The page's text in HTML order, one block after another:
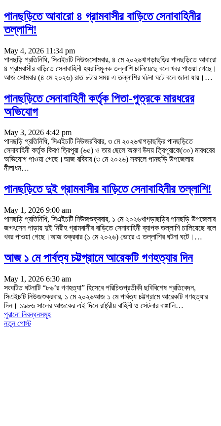
পানছড়িতে আবারো ৪ গ্রামবাসীর বাড়িতে সেনাবাহিনীর
তল্লাশি!
May 4, 2026 11:34 pm
পানছড়ি প্রতিনিধি, সিএইচটি নিউজসোমবার, ৪ মে ২০২৬খাগড়াছড়ির পানছড়িতে আবারো
৪ গ্রামবাসীর বাড়িতে সেনাবাহিনী হযরানিমূলক তল্লাশি চালিয়েছে বলে খবর পাওয়া গেছে।
আজ সোমবার (৪ মে ২০২৬) রাত ৮টার সময় এ তল্লাশির ঘটনা ঘটে বলে জানা যায়। …
পানছড়িতে সেনাবাহিনী কর্তৃক পিতা-পুত্রকে মারধরের
অভিযোগ
May 3, 2026 4:42 pm
পানছড়ি প্রতিনিধি, সিএইচটি নিউজরবিবার, ৩ মে ২০২৬খাগড়াছড়ির পানছড়িতে
সেনাবাহিনী কর্তৃক কিরণ ত্রিপুরা (৬৫) ও তার ছেলে অরুণ উদয় ত্রিপুরাকে(৩০) মারধরের
অভিযোগ পাওয়া গেছে।আজ রবিবার (৩ মে ২০২৬) সকালে পানছড়ি উপজেলার
নীলাধন…
পানছড়িতে দুই গ্রামবাসীর বাড়িতে সেনাবাহিনীর তল্লাশি!
May 1, 2026 9:00 am
পানছড়ি প্রতিনিধি, সিএইচটি নিউজশুক্রবার, ১ মে ২০২৬খাগড়াছড়ির পানছড়ি উপজেলার
জগৎসেন পাড়ায় দুই নিরীহ গ্রামবাসীর বাড়িতে সেনাবাহিনী ব্যাপক তল্লাশি চালিয়েছে বলে
খবর পাওয়া গেছে।আজ শুক্রবার (১ মে ২০২৬) ভোরে এ তল্লাশির ঘটনা ঘটে। …
আজ ১ মে পার্বত্য চট্টগ্রামে আরেকটি গণহত্যার দিন
May 1, 2026 6:30 am
সংঘটিত ঘটনাটি “৮৬’র গণহত্যা” হিসেবে পরিচিতপ্রতীকী ছবিবিশেষ প্রতিবেদন,
সিএইচটি নিউজশুক্রবার, ১ মে ২০২৬আজ ১ মে পার্বত্য চট্টগ্রামে আরেকটি গণহত্যার
দিন। ১৯৮৬ সালের আজকের এই দিনে রাষ্ট্রীয় বাহিনী ও সেটলার বাঙালি…
পুরানো নিবন্ধনসমূহ
নতুন পোস্ট